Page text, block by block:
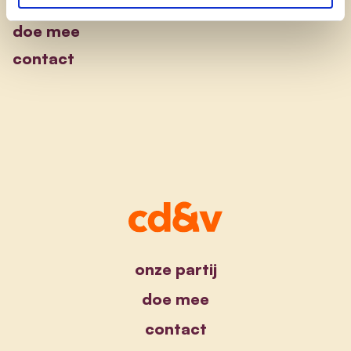
doe mee
contact
onze partij
doe mee
contact